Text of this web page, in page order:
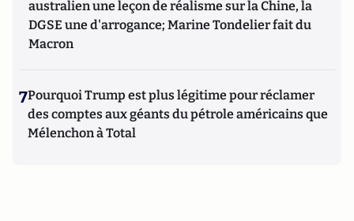
australien une leçon de réalisme sur la Chine, la
DGSE une d'arrogance; Marine Tondelier fait du
Macron
7Pourquoi Trump est plus légitime pour réclamer
des comptes aux géants du pétrole américains que
Mélenchon à Total